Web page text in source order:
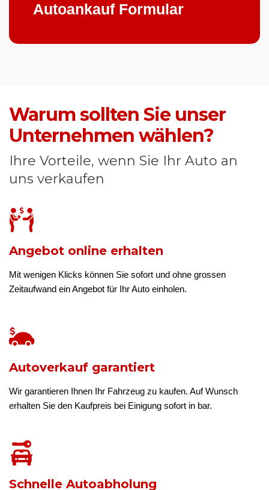
Autoankauf Formular
Warum sollten Sie unser
Unternehmen wählen?
Ihre Vorteile, wenn Sie Ihr Auto an
uns verkaufen
Angebot online erhalten
Mit wenigen Klicks können Sie sofort und ohne grossen
Zeitaufwand ein Angebot für Ihr Auto einholen.
Autoverkauf garantiert
Wir garantieren Ihnen Ihr Fahrzeug zu kaufen. Auf Wunsch
erhalten Sie den Kaufpreis bei Einigung sofort in bar.
Schnelle Autoabholung